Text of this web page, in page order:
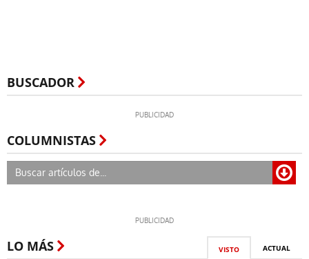
BUSCADOR
COLUMNISTAS
LO MÁS ACTUAL
VISTO